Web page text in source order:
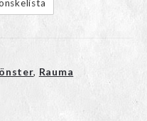
, Rauma